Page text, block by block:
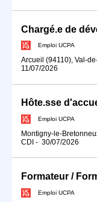
Chargé.e de
Emploi UCPA
Arcueil (94110), Val-
11/07/2026
Hôte.sse
Emploi UCPA
Montigny-le-
CDI - 30/07/2026
Emploi UCPA